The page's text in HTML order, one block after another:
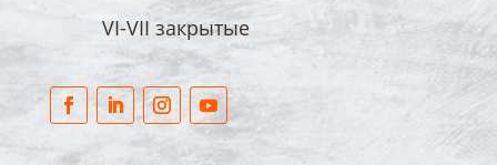
VI-VII закрытые